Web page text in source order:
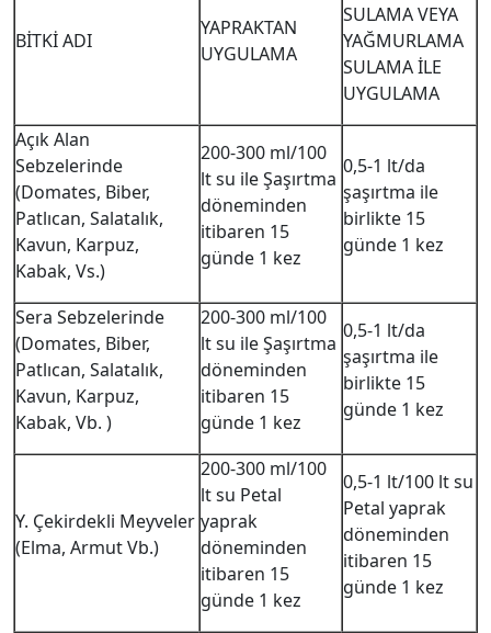
BİTKİ ADI
YAPRAKTAN
UYGULAMA
SULAMA VEYA
YAĞMURLAMA
SULAMA İLE
UYGULAMA
Açık Alan
Sebzelerinde
(Domates, Biber,
Patlıcan, Salatalık,
Kavun, Karpuz,
Kabak, Vs.)
200-300 ml/100
lt su ile Şaşırtma
döneminden
itibaren 15
günde 1 kez
0,5-1 lt/da
şaşırtma ile
birlikte 15
günde 1 kez
Sera Sebzelerinde
(Domates, Biber,
Patlıcan, Salatalık,
Kavun, Karpuz,
Kabak, Vb. )
200-300 ml/100
lt su ile Şaşırtma
döneminden
itibaren 15
günde 1 kez
0,5-1 lt/da
şaşırtma ile
birlikte 15
günde 1 kez
Y. Çekirdekli Meyveler
(Elma, Armut Vb.)
200-300 ml/100
lt su Petal
yaprak
döneminden
itibaren 15
günde 1 kez
0,5-1 lt/100 lt su
Petal yaprak
döneminden
itibaren 15
günde 1 kez